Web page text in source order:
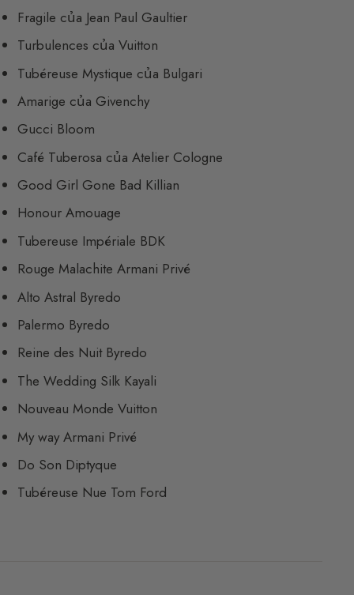
Fragile của Jean Paul Gaultier
Turbulences của Vuitton
Tubéreuse Mystique của Bulgari
Amarige của Givenchy
Gucci Bloom
Café Tuberosa của Atelier Cologne
Good Girl Gone Bad Killian
Honour Amouage
Tubereuse Impériale BDK
Rouge Malachite Armani Privé
Alto Astral Byredo
Palermo Byredo
Reine des Nuit Byredo
The Wedding Silk Kayali
Nouveau Monde Vuitton
My way Armani Privé
Do Son Diptyque
Tubéreuse Nue Tom Ford